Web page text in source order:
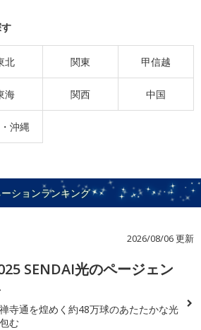
北 関東 甲信越
海 関西 中国
沖縄
ションランキング
2026/08/06 更新
SENDAI光のページェン
寺通を煌めく約48万球のあたたかな光
む